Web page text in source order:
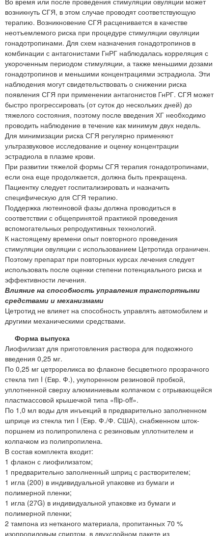
возникнуть СГЯ, в этом случае проводят соответствующую
терапию. Возникновение СГЯ расценивается в качестве
неотъемлемого риска при процедуре стимуляции овуляции
гонадотропинами. Для схем назначения гонадотропинов в
комбинации с антагонистами ГнРГ наблюдалась корреляция с
укороченным периодом стимуляции, а также меньшими дозами
гонадотропинов и меньшими концентрациями эстрадиола. Эти
наблюдения могут свидетельствовать о снижении риска
появления СГЯ при применении антагонистов ГнРГ. СГЯ может
быстро прогрессировать (от суток до нескольких дней) до
тяжелого состояния, поэтому после введения ХГ необходимо
проводить наблюдение в течение как минимум двух недель.
Для минимизации риска СГЯ регулярно применяют
ультразвуковое исследование и оценку концентрации
эстрадиола в плазме крови.
При развитии тяжелой формы СГЯ терапия гонадотропинами,
если она еще продолжается, должна быть прекращена.
Пациентку следует госпитализировать и назначить
специфическую для СГЯ терапию.
Поддержка лютеиновой фазы должна проводиться в
соответствии с общепринятой практикой проведения
вспомогательных репродуктивных технологий.
К настоящему времени опыт повторного проведения
стимуляции овуляции с использованием Цетротида ограничен.
Поэтому препарат при повторных курсах лечения следует
использовать после оценки степени потенциального риска и
эффективности лечения.
Влияние на способность управления транспортными
средствами и механизмами
Цетротид не влияет на способность управлять автомобилем и
другими механическими средствами.
Форма выпуска
Лиофилизат для приготовления раствора для подкожного
введения 0,25 мг.
По 0,25 мг цетрореликса во флаконе бесцветного прозрачного
стекла тип I (Евр. Ф.), укупоренном резиновой пробкой,
уплотненной сверху алюминиевым колпачком с отрывающейся
пластмассовой крышечкой типа «flip-off».
По 1,0 мл воды для инъекций в предварительно заполненном
шприце из стекла тип I (Евр. Ф./Ф. США), снабженном шток-
поршнем из полипропилена с резиновым уплотнителем и
колпачком из полипропилена.
В состав комплекта входит:
1 флакон с лиофилизатом;
1 предварительно заполненный шприц с растворителем;
1 игла (200) в индивидуальной упаковке из бумаги и
полимерной пленки;
1 игла (27G) в индивидуальной упаковке из бумаги и
полимерной пленки;
2 тампона из нетканого материала, пропитанных 70 %
изопропиловым спиртом, в двухслойном пакете из